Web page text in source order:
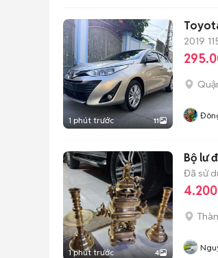
1 phút trước 11
2019
1 phút trước 4
Bộ lư
Đã sử